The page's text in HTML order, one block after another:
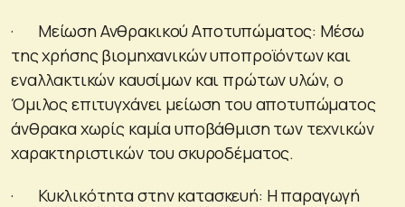
· Μείωση Ανθρακικού Αποτυπώματος: Μέσω
της χρήσης βιομηχανικών υποπροϊόντων και
εναλλακτικών καυσίμων και πρώτων υλών, ο
Όμιλος επιτυγχάνει μείωση του αποτυπώματος
άνθρακα χωρίς καμία υποβάθμιση των τεχνικών
χαρακτηριστικών του σκυροδέματος.
· Κυκλικότητα στην κατασκευή: Η παραγωγή